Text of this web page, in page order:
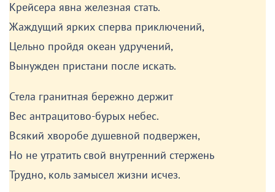
Крейсера явна железная стать.
Жаждущий ярких сперва приключений,
Цельно пройдя океан удручений,
Вынужден пристани после искать.
Стела гранитная бережно держит
Вес антрацитово-бурых небес.
Всякий хворобе душевной подвержен,
Но не утратить свой внутренний стержень
Трудно, коль замысел жизни исчез.